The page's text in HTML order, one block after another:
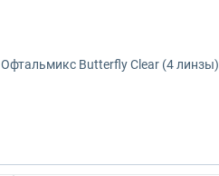
Офтальмикс Butterfly Clear (4 линзы)